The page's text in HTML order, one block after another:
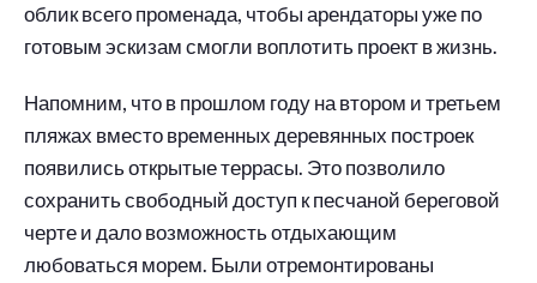
облик всего променада, чтобы арендаторы уже по
готовым эскизам смогли воплотить проект в жизнь.
Напомним, что в прошлом году на втором и третьем
пляжах вместо временных деревянных построек
появились открытые террасы. Это позволило
сохранить свободный доступ к песчаной береговой
черте и дало возможность отдыхающим
любоваться морем. Были отремонтированы